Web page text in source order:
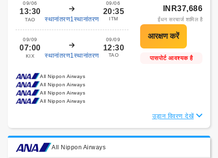
09/06
13:30
TAO स्थानांतरण1स्थानांतरण
09/06
20:35
ITM
09/09
07:00
KIX स्थानांतरण1स्थानांतरण
09/09
12:30
TAO
INR37,686
ईंधन सरचार्ज शामिल है
पासपोर्ट आवश्यक है
All Nippon Airways
All Nippon Airways
All Nippon Airways
All Nippon Airways
उड़ान विवरण देखें
All Nippon Airways